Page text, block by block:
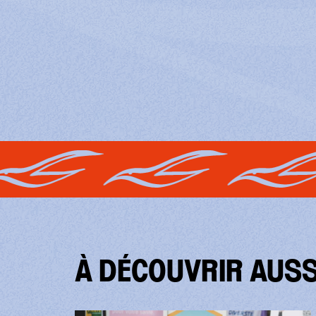
À DÉCOUVRIR